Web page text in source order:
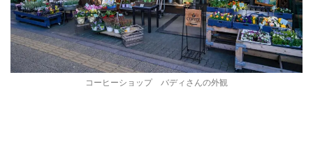
コーヒーショップ バディさんの外観